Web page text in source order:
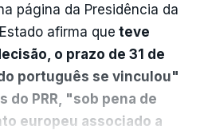
página da Presidência da
afirma que teve
o prazo de 31 de
português se vinculou"
do PRR, "sob pena de
europeu associado a